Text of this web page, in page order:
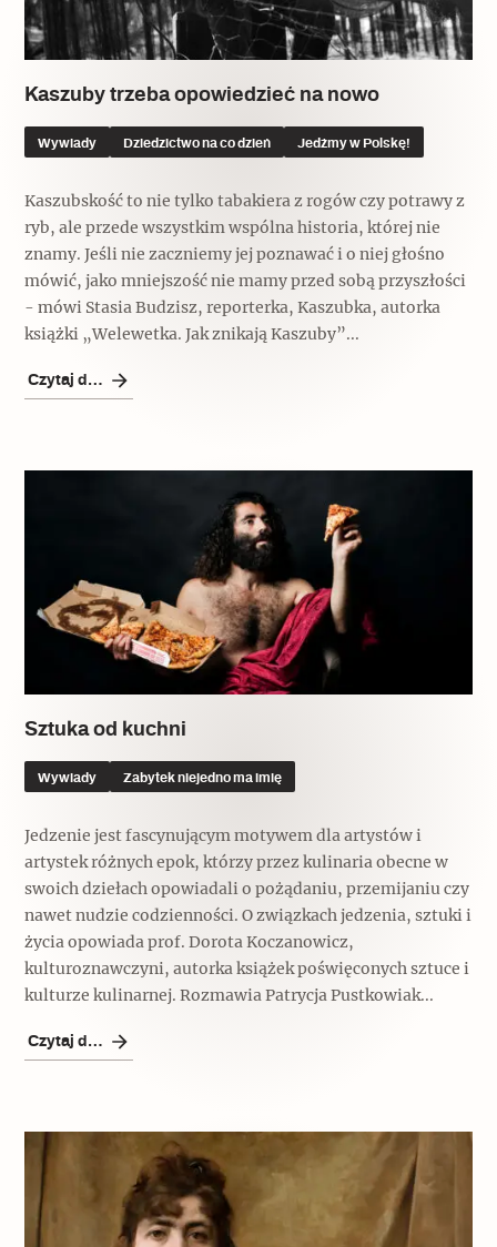
Kaszuby trzeba opowiedzieć na nowo
Wywiady Dziedzictwo na co dzień Jedźmy w Polskę!
Kaszubskość to nie tylko tabakiera z rogów czy potrawy z
ryb, ale przede wszystkim wspólna historia, której nie
znamy. Jeśli nie zaczniemy jej poznawać i o niej głośno
mówić, jako mniejszość nie mamy przed sobą przyszłości
- mówi Stasia Budzisz, reporterka, Kaszubka, autorka
książki „Welewetka. Jak znikają Kaszuby”...
Czytaj dalej
Sztuka od kuchni
Wywiady Zabytek niejedno ma imię
Jedzenie jest fascynującym motywem dla artystów i
artystek różnych epok, którzy przez kulinaria obecne w
swoich dziełach opowiadali o pożądaniu, przemijaniu czy
nawet nudzie codzienności. O związkach jedzenia, sztuki i
życia opowiada prof. Dorota Koczanowicz,
kulturoznawczyni, autorka książek poświęconych sztuce i
kulturze kulinarnej. Rozmawia Patrycja Pustkowiak...
Czytaj dalej